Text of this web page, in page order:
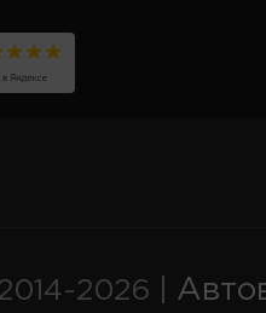
2026 |